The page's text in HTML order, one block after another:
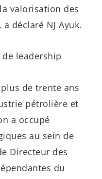
valorisation des
déclaré NJ Ayuk.
leadership
de trente ans
pétrolière et
a occupé
au sein de
Directeur des
du